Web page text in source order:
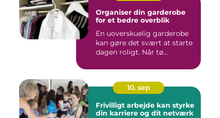
Organiser din garderobe
for et bedre overblik
En uoverskuelig garderobe
kan gøre det svært at starte
dagen roligt. Når tø...
10. sep
Frivilligt arbejde kan styrke
din karriere og dit netværk